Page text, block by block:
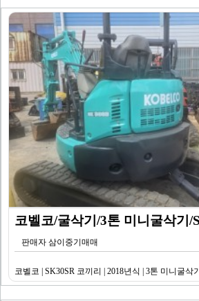
판매자 삼이중기매매
코벨코 | SK30SR 코끼리 | 2018년식 | 3톤 미니굴삭기